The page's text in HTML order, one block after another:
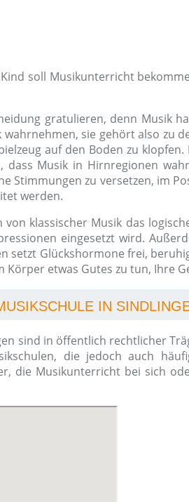
soll Musikunterricht
gratulieren, denn Musik
sie gehört also zu
auf den Boden zu
dass Musik in Hirnregionen
Stimmungen zu versetzen, im
werden.
klassischer Musik das
eingesetzt wird.
setzt Glückshormone frei,
Körper etwas Gutes zu tun, Ihre
IN
sind in öffentlich rechtlicher
die jedoch auch
die Musikunterricht bei sich